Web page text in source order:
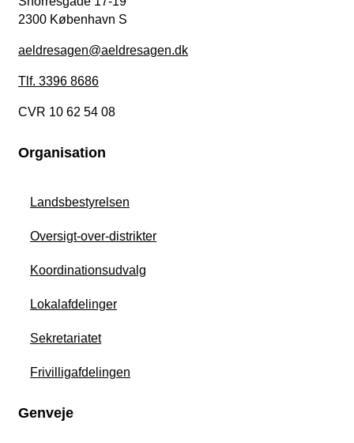
2300 København S
aeldresagen@aeldresagen.dk
Tlf. 3396 8686
CVR 10 62 54 08
Organisation
Landsbestyrelsen
Oversigt-over-distrikter
Koordinationsudvalg
Lokalafdelinger
Sekretariatet
Frivilligafdelingen
Genveje